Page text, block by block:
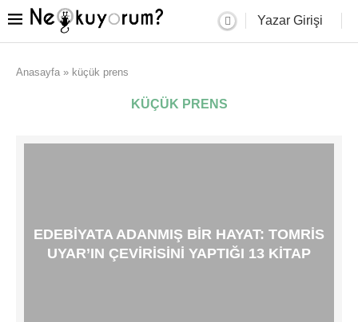
Yazar Girişi
Anasayfa » küçük prens
KÜÇÜK PRENS
EDEBIYATA ADANMIŞ BIR HAYAT: TOMRIS
UYAR’IN ÇEVIRISINI YAPTIĞI 13 KITAP